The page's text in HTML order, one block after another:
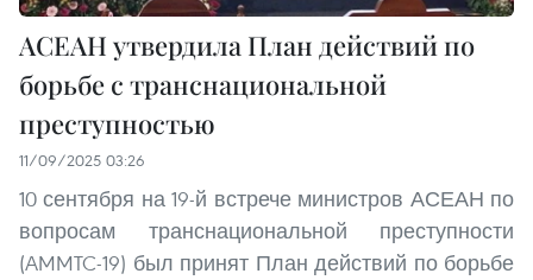
АСЕАН утвердила План действий по
борьбе с транснациональной
преступностью
11/09/2025 03:26
10 сентября на 19-й встрече министров АСЕАН по
вопросам транснациональной преступности
(AMMTC-19) был принят План действий по борьбе